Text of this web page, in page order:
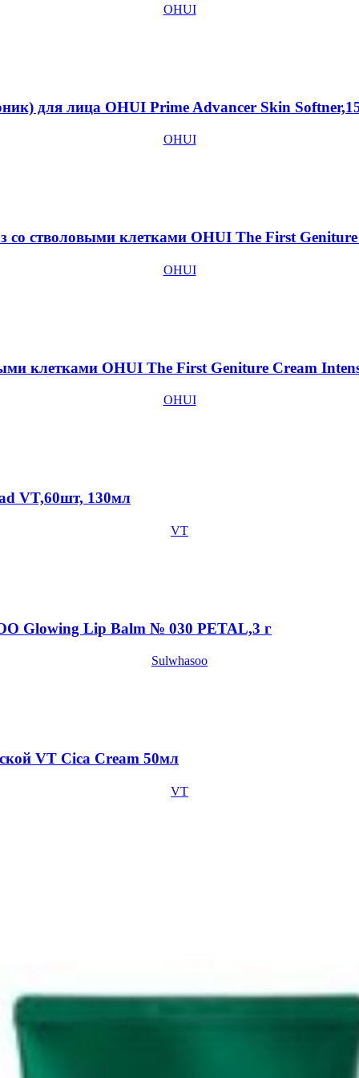
OHUI
для лица ОHUI Prime Advancer Skin
OHUI
со стволовыми клетками OHUI The First
OHUI
клетками OHUI The First Geniture Cream
OHUI
VT,60шт, 130мл
VT
Glowing Lip Balm № 030 PETAL,3 г
Sulwhasoo
VT Cica Cream 50мл
VT